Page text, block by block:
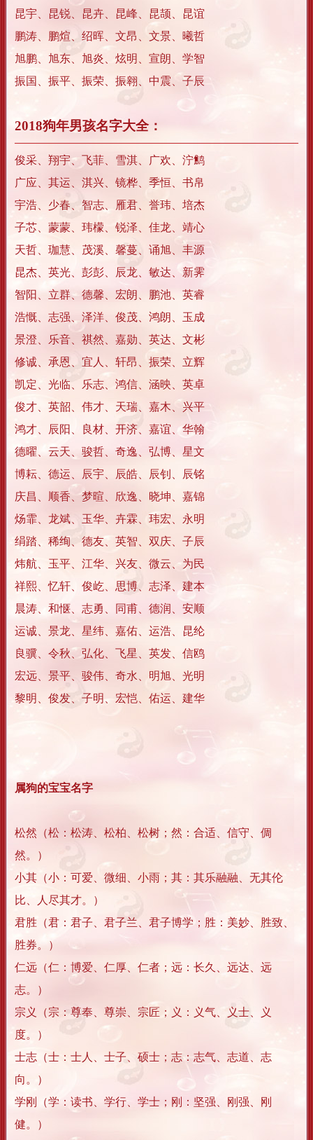
昆宇、昆锐、昆卉、昆峰、昆颉、昆谊
鹏涛、鹏煊、绍晖、文昂、文景、曦哲
旭鹏、旭东、旭炎、炫明、宣朗、学智
振国、振平、振荣、振翱、中震、子辰
2018狗年男孩名字大全：
俊采、翔宇、飞菲、雪淇、广欢、泞鹪
广应、其运、淇兴、镜桦、季恒、书帛
宇浩、少春、智志、雁君、誉玮、培杰
子芯、蒙蒙、玮檬、锐泽、佳龙、靖心
天哲、珈慧、茂溪、馨蔓、诵旭、丰源
昆杰、英光、彭彭、辰龙、敏达、新霁
智阳、立群、德馨、宏朗、鹏池、英睿
浩慨、志强、泽洋、俊茂、鸿朗、玉成
景澄、乐音、祺然、嘉勋、英达、文彬
修诚、承恩、宜人、轩昂、振荣、立辉
凯定、光临、乐志、鸿信、涵映、英卓
俊才、英韶、伟才、天瑞、嘉木、兴平
鸿才、辰阳、良材、开济、嘉谊、华翰
德曜、云天、骏哲、奇逸、弘博、星文
博耘、德运、辰宇、辰皓、辰钊、辰铭
庆昌、顺香、梦暄、欣逸、晓坤、嘉锦
炀霏、龙斌、玉华、卉霖、玮宏、永明
绢踏、稀绚、德友、英智、双庆、子辰
炜航、玉平、江华、兴友、微云、为民
祥熙、忆轩、俊屹、思博、志泽、建本
晨涛、和惬、志勇、同甫、德润、安顺
运诚、景龙、星纬、嘉佑、运浩、昆纶
良骥、令秋、弘化、飞星、英发、信鸥
宏远、景平、骏伟、奇水、明旭、光明
黎明、俊发、子明、宏恺、佑运、建华
属狗的宝宝名字
松然（松：松涛、松柏、松树；然：合适、信守、倜
然。）
小其（小：可爱、微细、小雨；其：其乐融融、无其伦
比、人尽其才。）
君胜（君：君子、君子兰、君子博学；胜：美妙、胜致、
胜券。）
仁远（仁：博爱、仁厚、仁者；远：长久、远达、远
志。）
宗义（宗：尊奉、尊崇、宗匠；义：义气、义士、义
度。）
士志（士：士人、士子、硕士；志：志气、志道、志
向。）
学刚（学：读书、学行、学士；刚：坚强、刚强、刚
健。）